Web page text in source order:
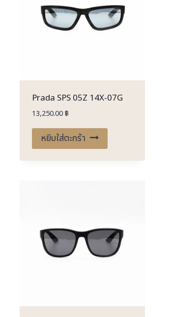
Prada SPS 05Z 14X-07G
13,250.00฿
หยิบใส่ตะกร้า